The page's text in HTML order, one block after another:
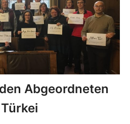
Abgeordneten